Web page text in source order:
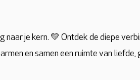
je kern. 💛 Ontdek de diepe
en samen een ruimte van